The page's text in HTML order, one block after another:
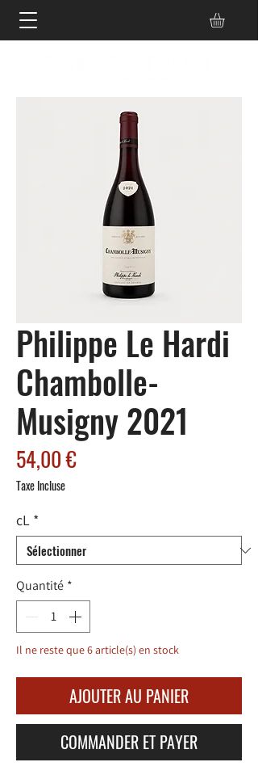
Philippe Le Hardi
Chambolle-
Musigny 2021
54,00 €Prix
Taxe Incluse
cL *
Quantité *
Il ne reste que 6 article(s) en stock
AJOUTER AU PANIER
COMMANDER ET PAYER